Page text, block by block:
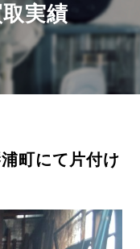
実績
町にて片付け